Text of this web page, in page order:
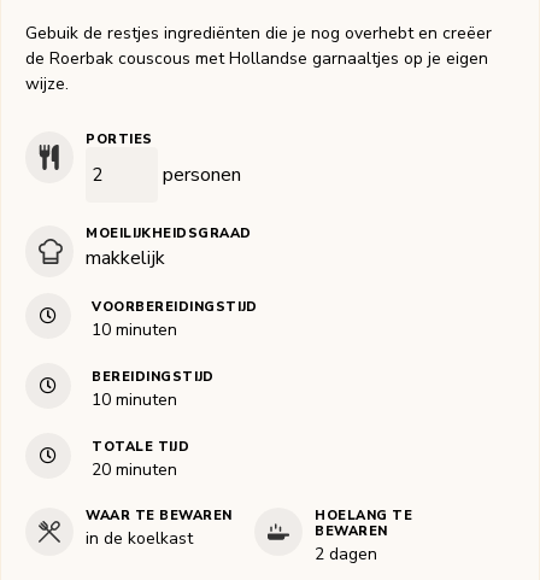
Gebuik de restjes ingrediënten die je nog overhebt en creëer
de Roerbak couscous met Hollandse garnaaltjes op je eigen
wijze.
PORTIES
personen
MOEILIJKHEIDSGRAAD
makkelijk
VOORBEREIDINGSTIJD
10minuten
minuten
BEREIDINGSTIJD
10minuten
minuten
TOTALE TIJD
20minuten
minuten
WAAR TE BEWAREN
in de koelkast
HOELANG TE
BEWAREN
2 dagen